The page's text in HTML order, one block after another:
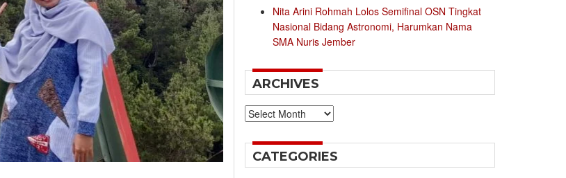
Nita Arini Rohmah Lolos Semifinal OSN Tingkat
Nasional Bidang Astronomi, Harumkan Nama
SMA Nuris Jember
ARCHIVES
Archives
CATEGORIES